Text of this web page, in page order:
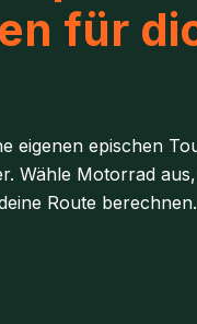
für
eigenen epischen
Wähle Motorrad
Route berechnen.